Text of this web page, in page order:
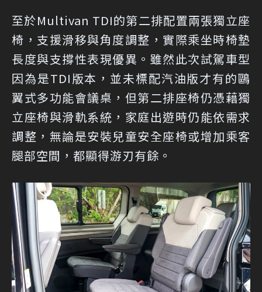
至於Multivan TDI的第二排配置兩張獨立座
椅，支援滑移與角度調整，實際乘坐時椅墊
長度與支撐性表現優異。雖然此次試駕車型
因為是TDI版本，並未標配汽油版才有的鷗
翼式多功能會議桌，但第二排座椅仍憑藉獨
立座椅與滑軌系統，家庭出遊時仍能依需求
調整，無論是安裝兒童安全座椅或增加乘客
腿部空間，都顯得游刃有餘。